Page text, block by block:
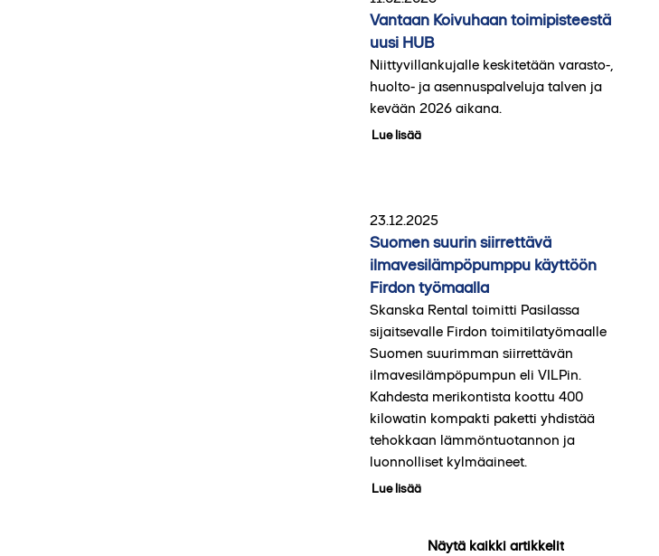
Vantaan Koivuhaan toimipisteestä
uusi HUB
Niittyvillankujalle keskitetään varasto-,
huolto- ja asennuspalveluja talven ja
kevään 2026 aikana.
Lue lisää
23.12.2025
Suomen suurin siirrettävä
ilmavesilämpöpumppu käyttöön
Firdon työmaalla
Skanska Rental toimitti Pasilassa
sijaitsevalle Firdon toimitilatyömaalle
Suomen suurimman siirrettävän
ilmavesilämpöpumpun eli VILPin.
Kahdesta merikontista koottu 400
kilowatin kompakti paketti yhdistää
tehokkaan lämmöntuotannon ja
luonnolliset kylmäaineet.
Lue lisää
Näytä kaikki artikkelit